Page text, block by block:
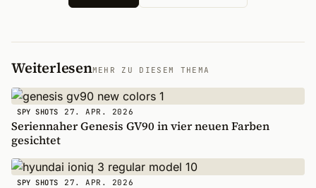
WeiterlesenMEHR ZU DIESEM THEMA
SPY SHOTS 27. APR. 2026
Seriennaher Genesis GV90 in vier neuen Farben
gesichtet
SPY SHOTS 27. APR. 2026